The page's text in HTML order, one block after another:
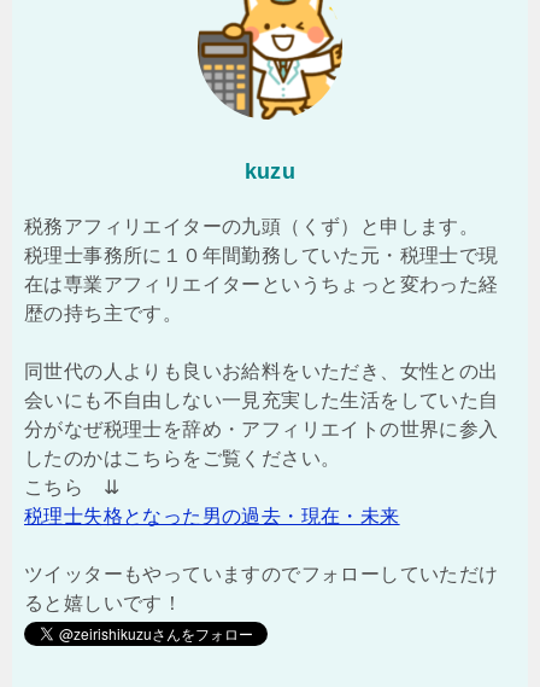
kuzu
税務アフィリエイターの九頭（くず）と申します。
税理士事務所に１０年間勤務していた元・税理士で現
在は専業アフィリエイターというちょっと変わった経
歴の持ち主です。
同世代の人よりも良いお給料をいただき、女性との出
会いにも不自由しない一見充実した生活をしていた自
分がなぜ税理士を辞め・アフィリエイトの世界に参入
したのかはこちらをご覧ください。
こちら ⇊
税理士失格となった男の過去・現在・未来
ツイッターもやっていますのでフォローしていただけ
ると嬉しいです！